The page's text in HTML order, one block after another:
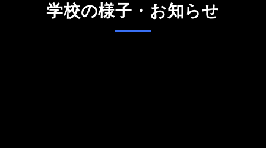
学校の様子・お知らせ